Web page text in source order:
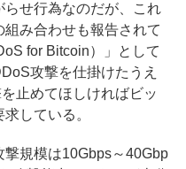
せ行為なのだが、これ
み合わせも報告されて
for Bitcoin）」として
攻撃を仕掛けたうえ
止めてほしければビッ
している。
規模は10Gbps～40Gbp